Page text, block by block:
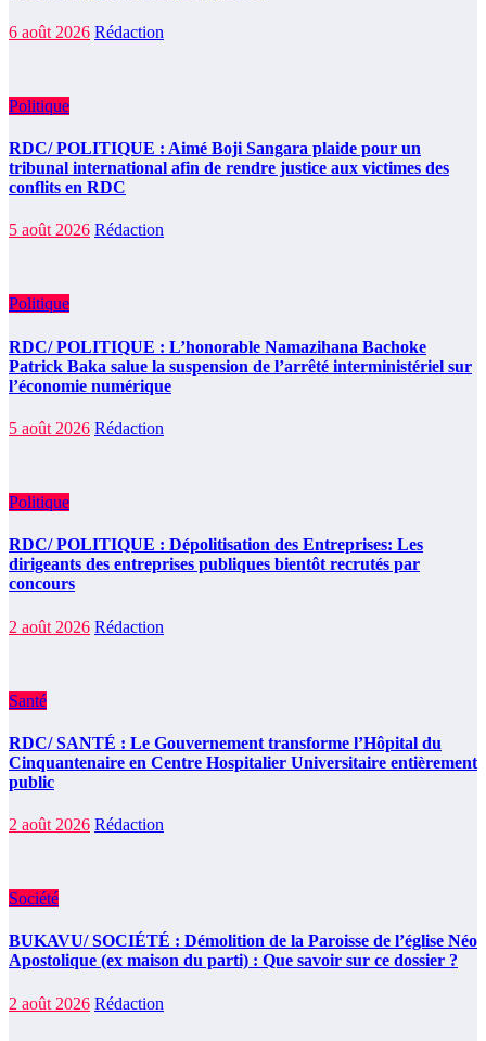
6 août 2026 Rédaction
Politique
RDC/ POLITIQUE : Aimé Boji Sangara plaide pour un
tribunal international afin de rendre justice aux victimes des
conflits en RDC
5 août 2026 Rédaction
Politique
RDC/ POLITIQUE : L’honorable Namazihana Bachoke
Patrick Baka salue la suspension de l’arrêté interministériel sur
l’économie numérique
5 août 2026 Rédaction
Politique
RDC/ POLITIQUE : Dépolitisation des Entreprises: Les
dirigeants des entreprises publiques bientôt recrutés par
concours
2 août 2026 Rédaction
Santé
RDC/ SANTÉ : Le Gouvernement transforme l’Hôpital du
Cinquantenaire en Centre Hospitalier Universitaire entièrement
public
2 août 2026 Rédaction
Société
BUKAVU/ SOCIÉTÉ : Démolition de la Paroisse de l’église Néo
Apostolique (ex maison du parti) : Que savoir sur ce dossier ?
2 août 2026 Rédaction